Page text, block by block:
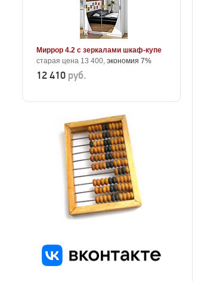
Миррор 4.2 с зеркалами шкаф-купе
старая цена 13 400, экономия 7%
12 410 руб.